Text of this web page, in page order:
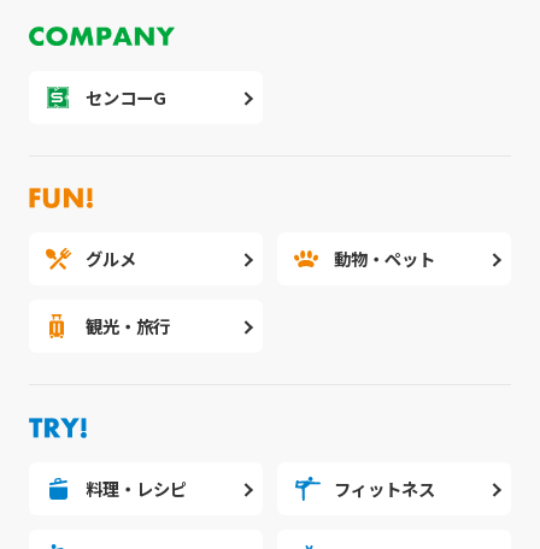
センコーG
グルメ 動物・ペット
観光・旅行
料理・レシピ フィットネス